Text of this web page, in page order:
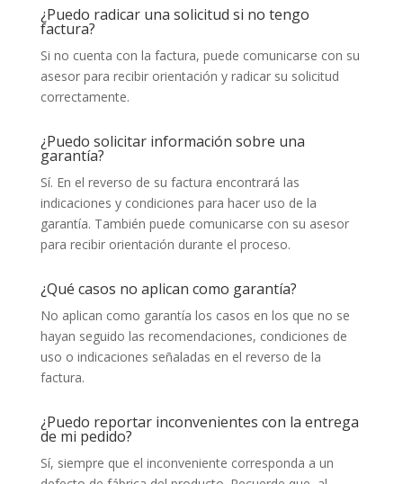
¿Puedo radicar una solicitud si no tengo
factura?
Si no cuenta con la factura, puede comunicarse con su
asesor para recibir orientación y radicar su solicitud
correctamente.
¿Puedo solicitar información sobre una
garantía?
Sí. En el reverso de su factura encontrará las
indicaciones y condiciones para hacer uso de la
garantía. También puede comunicarse con su asesor
para recibir orientación durante el proceso.
¿Qué casos no aplican como garantía?
No aplican como garantía los casos en los que no se
hayan seguido las recomendaciones, condiciones de
uso o indicaciones señaladas en el reverso de la
factura.
¿Puedo reportar inconvenientes con la entrega
de mi pedido?
Sí, siempre que el inconveniente corresponda a un